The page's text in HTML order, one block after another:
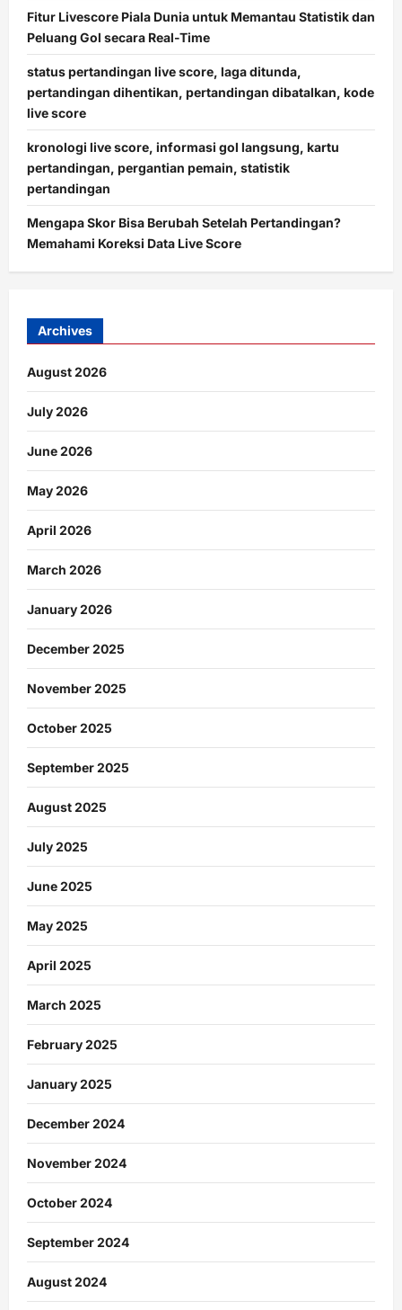
Fitur Livescore Piala Dunia untuk Memantau Statistik dan
Peluang Gol secara Real-Time
status pertandingan live score, laga ditunda,
pertandingan dihentikan, pertandingan dibatalkan, kode
live score
kronologi live score, informasi gol langsung, kartu
pertandingan, pergantian pemain, statistik
pertandingan
Mengapa Skor Bisa Berubah Setelah Pertandingan?
Memahami Koreksi Data Live Score
Archives
August 2026
July 2026
June 2026
May 2026
April 2026
March 2026
January 2026
December 2025
November 2025
October 2025
September 2025
August 2025
July 2025
June 2025
May 2025
April 2025
March 2025
February 2025
January 2025
December 2024
November 2024
October 2024
September 2024
August 2024